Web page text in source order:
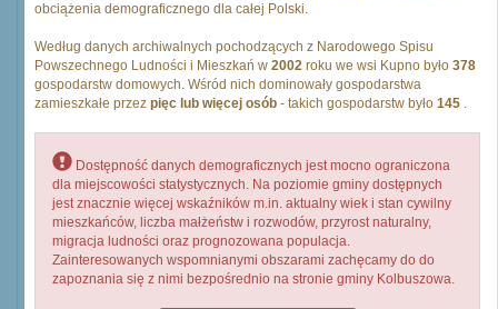
obciążenia demograficznego dla całej Polski.
Według danych archiwalnych pochodzących z Narodowego Spisu
Powszechnego Ludności i Mieszkań w 2002 roku we wsi Kupno było 378
gospodarstw domowych. Wśród nich dominowały gospodarstwa
zamieszkałe przez pięc lub więcej osób - takich gospodarstw było 145 .
Dostępność danych demograficznych jest mocno ograniczona
dla miejscowości statystycznych. Na poziomie gminy dostępnych
jest znacznie więcej wskaźników m.in. aktualny wiek i stan cywilny
mieszkańców, liczba małżeństw i rozwodów, przyrost naturalny,
migracja ludności oraz prognozowana populacja.
Zainteresowanych wspomnianymi obszarami zachęcamy do do
zapoznania się z nimi bezpośrednio na stronie gminy Kolbuszowa.